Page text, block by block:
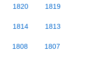
1820 1819
1814 1813
1808 1807